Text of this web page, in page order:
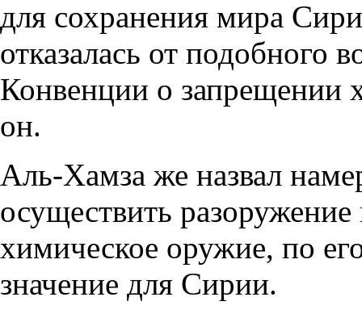
для сохранения мира
отказалась от подобного
Конвенции о запрещении
он.
Аль-Хамза же назвал
осуществить
химическое оружие, по
значение для Сирии.